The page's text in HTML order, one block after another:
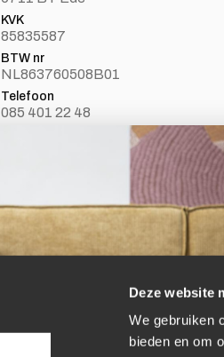
Deze website
We gebruiken
bieden en om
KVK
85835587
BTW nr
NL863760508B01
Telefoon
085 401 22 48
Laat je inspireren
Facebook